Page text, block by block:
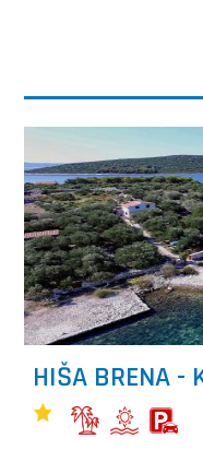
HIŠA BRENA -